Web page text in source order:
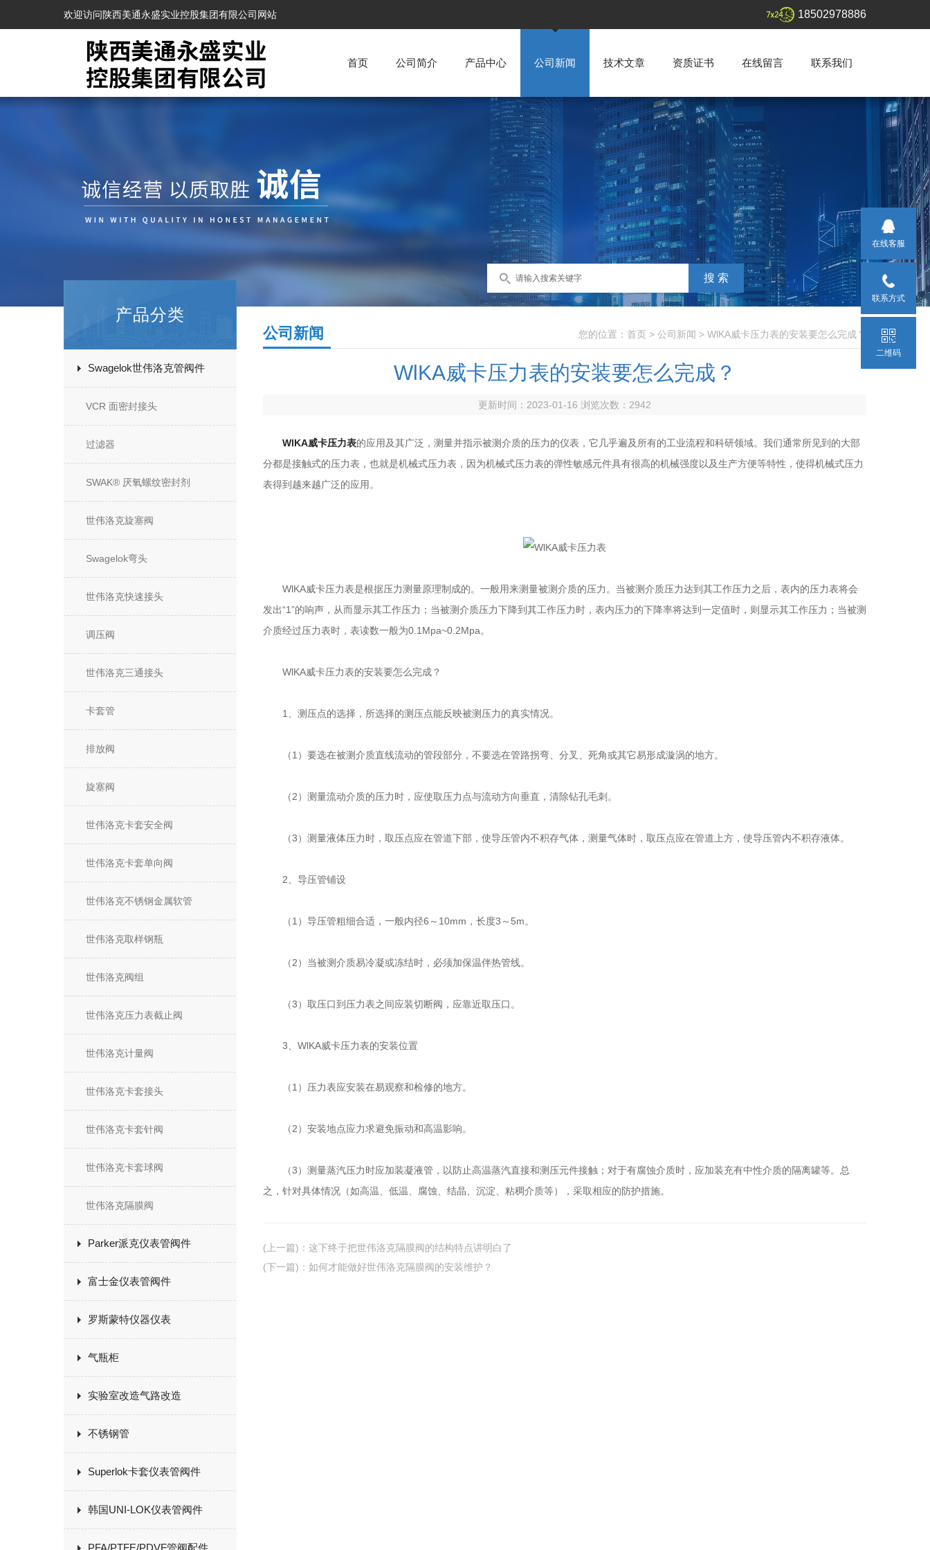
欢迎访问陕西美通永盛实业控股集团有限公司网站 18502978886
首页 公司简介 产品中心 公司新闻 技术文章 资质证书 在线留言 联系我们
产品分类
Swagelok世伟洛克管阀件
VCR 面密封接头
过滤器
SWAK® 厌氧螺纹密封剂
世伟洛克旋塞阀
Swagelok弯头
世伟洛克快速接头
调压阀
世伟洛克三通接头
卡套管
排放阀
旋塞阀
世伟洛克卡套安全阀
世伟洛克卡套单向阀
世伟洛克不锈钢金属软管
世伟洛克取样钢瓶
世伟洛克阀组
世伟洛克压力表截止阀
世伟洛克计量阀
世伟洛克卡套接头
世伟洛克卡套针阀
世伟洛克卡套球阀
世伟洛克隔膜阀
Parker派克仪表管阀件
富士金仪表管阀件
罗斯蒙特仪器仪表
气瓶柜
实验室改造气路改造
不锈钢管
Superlok卡套仪表管阀件
韩国UNI-LOK仪表管阀件
PFA/PTFE/PDVF管阀配件
您的位置： 首页 > 公司新闻 > WlKA威卡压力表的安装要怎么完成？
公司新闻
WlKA威卡压力表的安装要怎么完成？
更新时间：2023-01-16 浏览次数： 2942
WlKA威卡压力表的应用及其广泛，测量并指示被测介质的压力的仪表，它几乎遍及所有的工业流程和科研领域。我们通常所见到的大部
分都是接触式的压力表，也就是机械式压力表，因为机械式压力表的弹性敏感元件具有很高的机械强度以及生产方便等特性，使得机械式压力
表得到越来越广泛的应用。
WlKA威卡压力表是根据压力测量原理制成的。一般用来测量被测介质的压力。当被测介质压力达到其工作压力之后，表内的压力表将会
发出“1”的响声，从而显示其工作压力；当被测介质压力下降到其工作压力时，表内压力的下降率将达到一定值时，则显示其工作压力；当被测
介质经过压力表时，表读数一般为0.1Mpa~0.2Mpa。
WlKA威卡压力表的安装要怎么完成？
1、测压点的选择，所选择的测压点能反映被测压力的真实情况。
（1）要选在被测介质直线流动的管段部分，不要选在管路拐弯、分叉、死角或其它易形成漩涡的地方。
（2）测量流动介质的压力时，应使取压力点与流动方向垂直，清除钻孔毛刺。
（3）测量液体压力时，取压点应在管道下部，使导压管内不积存气体，测量气体时，取压点应在管道上方，使导压管内不积存液体。
2、导压管铺设
（1）导压管粗细合适，一般内径6～10mm，长度3～5m。
（2）当被测介质易冷凝或冻结时，必须加保温伴热管线。
（3）取压口到压力表之间应装切断阀，应靠近取压口。
3、WlKA威卡压力表的安装位置
（1）压力表应安装在易观察和检修的地方。
（2）安装地点应力求避免振动和高温影响。
（3）测量蒸汽压力时应加装凝液管，以防止高温蒸汽直接和测压元件接触；对于有腐蚀介质时，应加装充有中性介质的隔离罐等。总
之，针对具体情况（如高温、低温、腐蚀、结晶、沉淀、粘稠介质等），采取相应的防护措施。
(上一篇) ： 这下终于把世伟洛克隔膜阀的结构特点讲明白了
(下一篇) ： 如何才能做好世伟洛克隔膜阀的安装维护？
在线客服
联系方式
二维码